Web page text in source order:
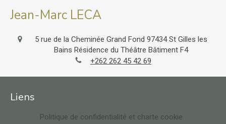
Jean-Marc LECA
5 rue de la Cheminée Grand Fond 97434 St Gilles les
Bains Résidence du Théâtre Bâtiment F4
+262 262 45 42 69
Liens
Politique de confidentialité et charte cookie